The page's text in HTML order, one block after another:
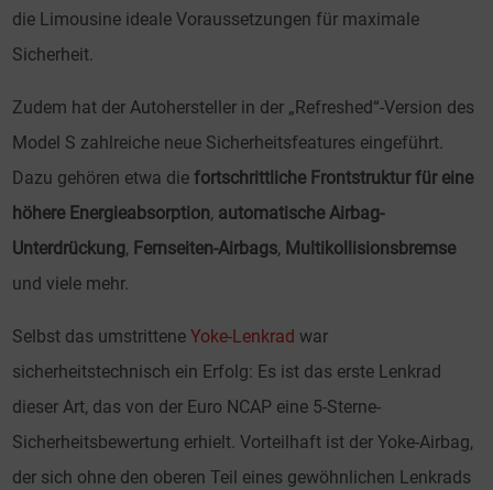
die Limousine ideale Voraussetzungen für maximale
Sicherheit.
Zudem hat der Autohersteller in der „Refreshed“-Version des
Model S zahlreiche neue Sicherheitsfeatures eingeführt.
Dazu gehören etwa diefortschrittliche Frontstruktur für eine
höhere Energieabsorption, automatische Airbag-
Unterdrückung, Fernseiten-Airbags, Multikollisionsbremse
und viele mehr.
Selbst das umstritteneYoke-Lenkrad war
sicherheitstechnisch ein Erfolg: Es ist das erste Lenkrad
dieser Art, das von der Euro NCAP eine 5-Sterne-
Sicherheitsbewertung erhielt. Vorteilhaft ist der Yoke-Airbag,
der sich ohne den oberen Teil eines gewöhnlichen Lenkrads